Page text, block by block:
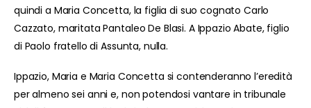
quindi a Maria Concetta, la figlia di suo cognato Carlo
Cazzato, maritata Pantaleo De Blasi. A Ippazio Abate, figlio
di Paolo fratello di Assunta, nulla.
Ippazio, Maria e Maria Concetta si contenderanno l’eredità
per almeno sei anni e, non potendosi vantare in tribunale